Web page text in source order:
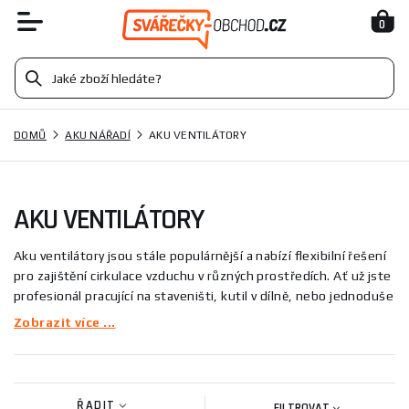
0
DOMŮ AKU NÁŘADÍ AKU VENTILÁTORY
AKU VENTILÁTORY
Aku ventilátory jsou stále populárnější a nabízí flexibilní řešení
pro zajištění cirkulace vzduchu v různých prostředích. Ať už jste
profesionál pracující na staveništi, kutil v dílně, nebo jednoduše
milovník venkovních aktivit, který hledá komfort během
pomocníkem.
Zásadní faktory při výběru aku ventilátoru:
Zobrazit více ...
ŘADIT